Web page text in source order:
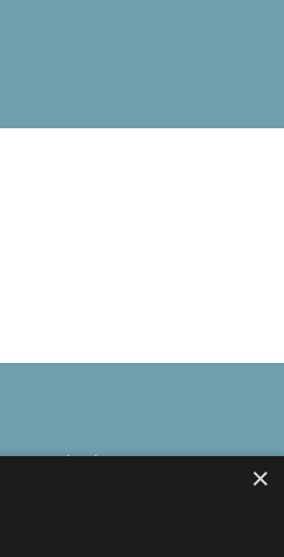
Paolo d'Argon
×